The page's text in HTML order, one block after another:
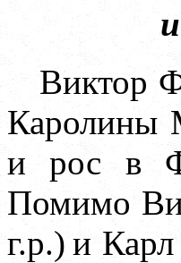
Виктор
Каролины
и рос в
Помимо
г.р.) и Карл